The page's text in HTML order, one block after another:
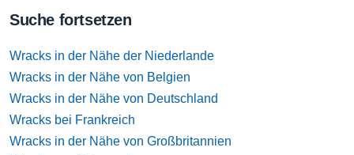
Suche fortsetzen
Wracks in der Nähe der Niederlande
Wracks in der Nähe von Belgien
Wracks in der Nähe von Deutschland
Wracks bei Frankreich
Wracks in der Nähe von Großbritannien